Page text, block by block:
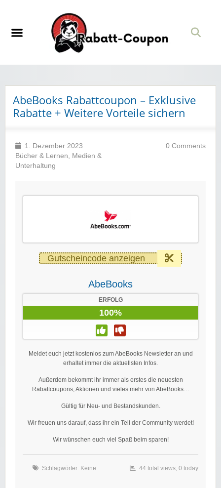
AbeBooks Rabattcoupon – Exklusive
Rabatte + Weitere Vorteile sichern
1. Dezember 2023
Bücher & Lernen
Medien &
Unterhaltung
0 Comments
Gutscheincode anzeigen
AbeBooks
ERFOLG
100%
Meldet euch jetzt kostenlos zum AbeBooks Newsletter an und
erhaltet immer die aktuellsten Infos.
Außerdem bekommt ihr immer als erstes die neuesten
Rabattcoupons, Aktionen und vieles mehr von AbeBooks…
Gültig für Neu- und Bestandskunden.
Wir freuen uns darauf, dass ihr ein Teil der Community werdet!
Wir wünschen euch viel Spaß beim sparen!
Schlagwörter: Keine 44 total views, 0 today